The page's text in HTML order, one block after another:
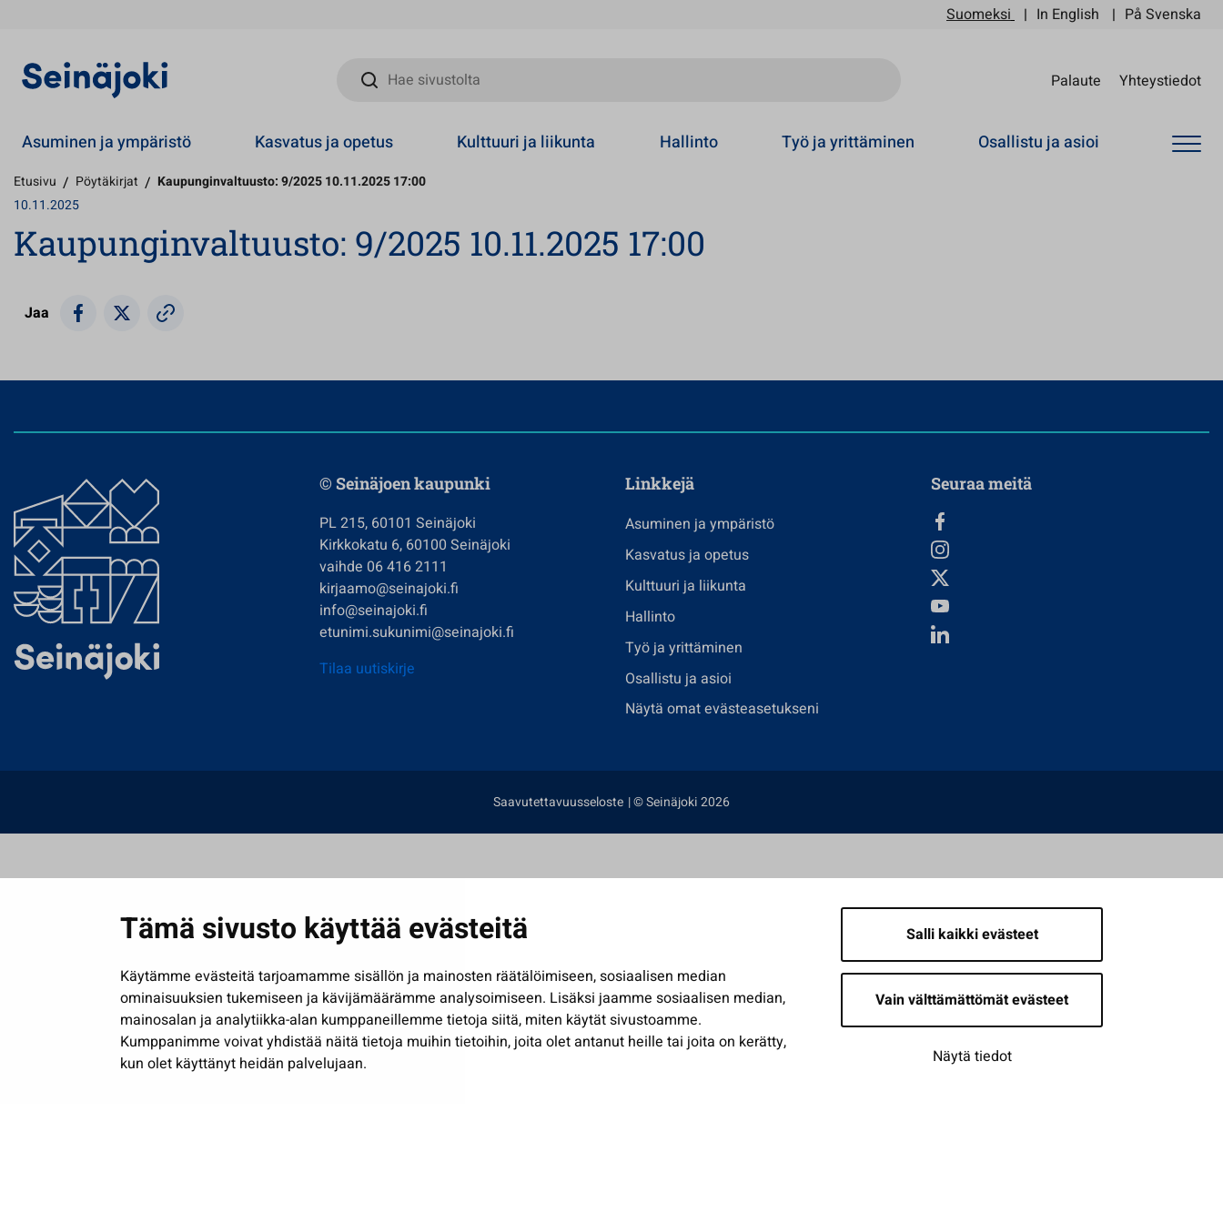
Tämä sivusto käyttää evästeitä
Käytämme evästeitä tarjoamamme sisällön ja mainosten räätälöimiseen, sosiaalisen median
ominaisuuksien tukemiseen ja kävijämäärämme analysoimiseen. Lisäksi jaamme sosiaalisen median,
mainosalan ja analytiikka-alan kumppaneillemme tietoja siitä, miten käytät sivustoamme.
Kumppanimme voivat yhdistää näitä tietoja muihin tietoihin, joita olet antanut heille tai joita on kerätty,
kun olet käyttänyt heidän palvelujaan.
Salli kaikki evästeet
Vain välttämättömät evästeet
Näytä tiedot
Suomeksi In English På Svenska
Hae sivustolta
Palaute Yhteystiedot
Asuminen ja ympäristö Kasvatus ja opetus Kulttuuri ja liikunta Hallinto Työ ja yrittäminen Osallistu ja asioi
Etusivu / Pöytäkirjat / Kaupunginvaltuusto: 9/2025 10.11.2025 17:00
10.11.2025
Kaupunginvaltuusto: 9/2025 10.11.2025 17:00
Jaa
© Seinäjoen kaupunki
PL 215, 60101 Seinäjoki
Kirkkokatu 6, 60100 Seinäjoki
vaihde 06 416 2111
kirjaamo@seinajoki.fi
info@seinajoki.fi
etunimi.sukunimi@seinajoki.fi
Tilaa uutiskirje
Linkkejä
Asuminen ja ympäristö
Kasvatus ja opetus
Kulttuuri ja liikunta
Hallinto
Työ ja yrittäminen
Osallistu ja asioi
Näytä omat evästeasetukseni
Seuraa meitä
Saavutettavuusseloste | © Seinäjoki 2026